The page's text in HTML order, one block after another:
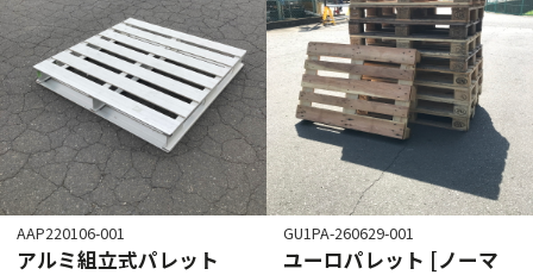
AAP220106-001
アルミ組立式パレット
GU1PA-260629-001
ユーロパレット [ノーマ